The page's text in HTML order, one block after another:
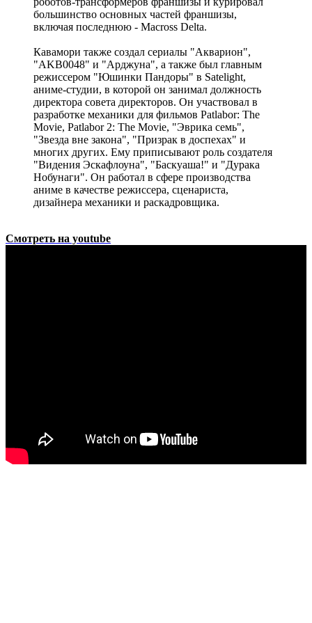
большинство основных частей франшизы,
включая последнюю - Macross Delta.
Кавамори также создал сериалы "Акварион",
"AKB0048" и "Арджуна", а также был главным
режиссером "Юшинки Пандоры" в Satelight,
аниме-студии, в которой он занимал должность
директора совета директоров. Он участвовал в
разработке механики для фильмов Patlabor: The
Movie, Patlabor 2: The Movie, "Эврика семь",
"Звезда вне закона", "Призрак в доспехах" и
многих других. Ему приписывают роль создателя
"Видения Эскафлоуна", "Баскуаша!" и "Дурака
Нобунаги". Он работал в сфере производства
аниме в качестве режиссера, сценариста,
дизайнера механики и раскадровщика.
Смотреть на youtube